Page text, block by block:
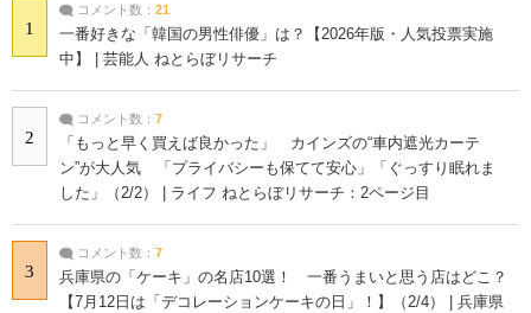
1
コメント数： 21
一番好きな「韓国の男性俳優」は？【2026年版・人気投票実施
中】 | 芸能人 ねとらぼリサーチ
2
コメント数： 7
「もっと早く買えば良かった」 カインズの“車内遮光カーテ
ン”が大人気 「プライバシーも保てて安心」「ぐっすり眠れま
した」（2/2） | ライフ ねとらぼリサーチ：2ページ目
3
コメント数： 7
兵庫県の「ケーキ」の名店10選！ 一番うまいと思う店はどこ？
【7月12日は「デコレーションケーキの日」！】（2/4） | 兵庫県